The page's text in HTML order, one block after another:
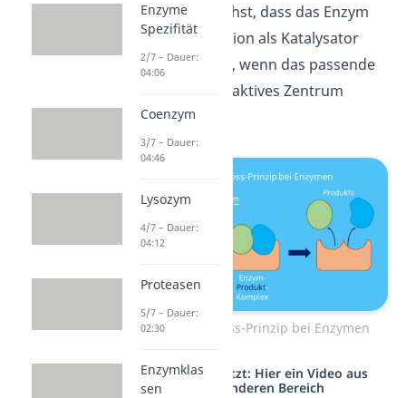
Produkte. Du siehst, dass das Enzym
erst seiner Funktion als Katalysator
nachgehen kann, wenn das passende
Substrat an sein aktives Zentrum
gebunden hat.
Schlüssel-Schloss-Prinzip bei Enzymen
Studyflix vernetzt: Hier ein Video aus
einem anderen Bereich
Enzyme
Spezifität
2/7 – Dauer:
04:06
Coenzym
3/7 – Dauer:
04:46
Lysozym
4/7 – Dauer:
04:12
Proteasen
5/7 – Dauer:
02:30
Enzymklas
sen